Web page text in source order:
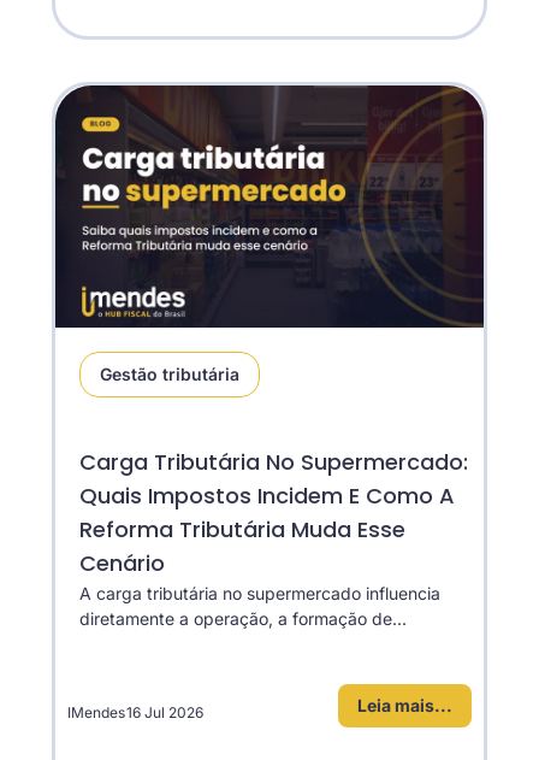
Gestão tributária
Carga Tributária No Supermercado:
Quais Impostos Incidem E Como A
Reforma Tributária Muda Esse
Cenário
A carga tributária no supermercado influencia
diretamente a operação, a formação de...
Leia mais...
IMendes16 Jul 2026